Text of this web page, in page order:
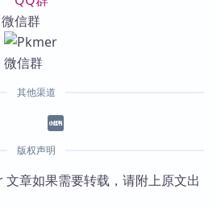
微信群
其他渠道
版权声明
章如果需要转载，请附上原文出